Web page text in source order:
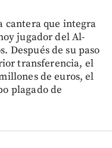
cantera que integra
jugador del Al-
Después de su paso
transferencia, el
de euros, el
plagado de